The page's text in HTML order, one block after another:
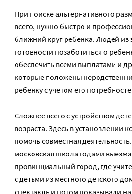
При поиске альтернативного
всего, нужно быстро и
ближний круг ребенка. Людей из
готовности позаботиться о
обеспечить всеми выплатами и
которые положены
ребенку с учетом его
Сложнее всего с устройством
возраста. Здесь в установлении
помочь совместная
московская школа годами
провинциальный город, где
с детьми из местного детского
спектакль и потом показывали